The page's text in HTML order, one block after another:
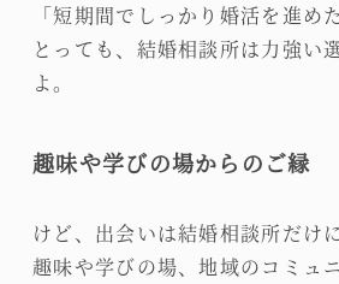
「短期間でしっかり婚活を進め
とっても、結婚相談所は力強い
よ。
趣味や学びの場からのご縁
けど、出会いは結婚相談所だけ
趣味や学びの場、地域のコミュ